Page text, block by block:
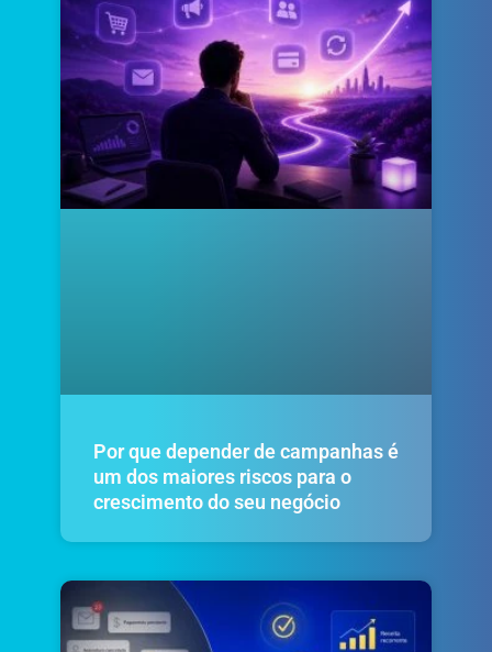
Por que depender de campanhas é
um dos maiores riscos para o
crescimento do seu negócio